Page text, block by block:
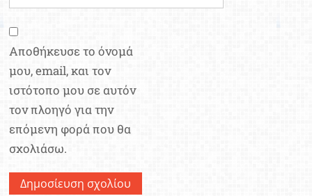
Αποθήκευσε το όνομά
μου, email, και τον
ιστότοπο μου σε αυτόν
τον πλοηγό για την
επόμενη φορά που θα
σχολιάσω.